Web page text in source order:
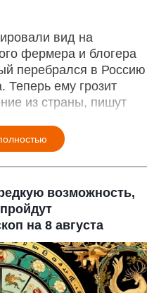
вид на
фермера и блогера
перебрался в Россию
Теперь ему грозит
из страны, пишут
возможность,
на 8 августа